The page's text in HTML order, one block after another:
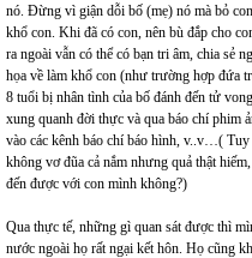
nó. Đừng vì giận dỗi bố (mẹ) nó mà bỏ
khổ con. Khi đã có con, nên bù đắp cho
ra ngoài vẫn có thể có bạn tri âm, chia sẻ
họa về làm khổ con (như trường hợp đứa
8 tuổi bị nhân tình của bố đánh đến tử
xung quanh đời thực và qua báo chí phim
vào các kênh báo chí báo hình, v..v…(
không vơ đũa cả nắm nhưng quả thật
đến được với con mình không?)
Qua thực tế, những gì quan sát được thì
nước ngoài họ rất ngại kết hôn. Họ cũng